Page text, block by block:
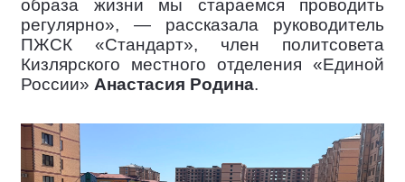
образа жизни мы стараемся проводить
регулярно», — рассказала руководитель
ПЖСК «Стандарт», член политсовета
Кизлярского местного отделения «Единой
России» Анастасия Родина.